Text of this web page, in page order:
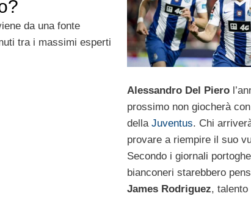
da una fonte
tra i massimi esperti
Alessandro Del Piero
prossimo non giocherà
della Juventus. Chi
provare a riempire il suo
Secondo i giornali
bianconeri starebbero
James Rodriguez, talento